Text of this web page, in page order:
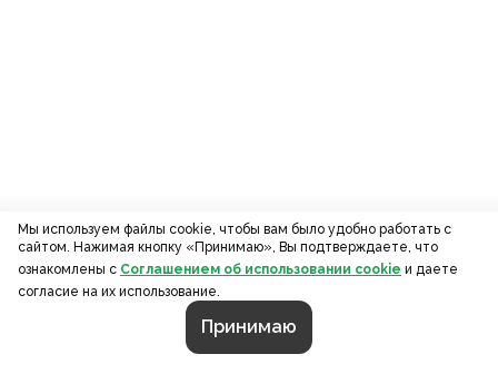
Мы используем файлы cookie, чтобы вам было удобно работать с
сайтом. Нажимая кнопку «Принимаю», Вы подтверждаете, что
ознакомлены с Соглашением об использовании cookie и даете
согласие на их использование.
Принимаю